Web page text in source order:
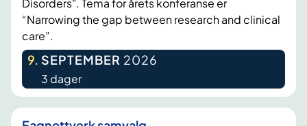
Disorders". Tema for årets konferanse er
“Narrowing the gap between research and clinical
care”.
9. SEPTEMBER 2026
3 dager